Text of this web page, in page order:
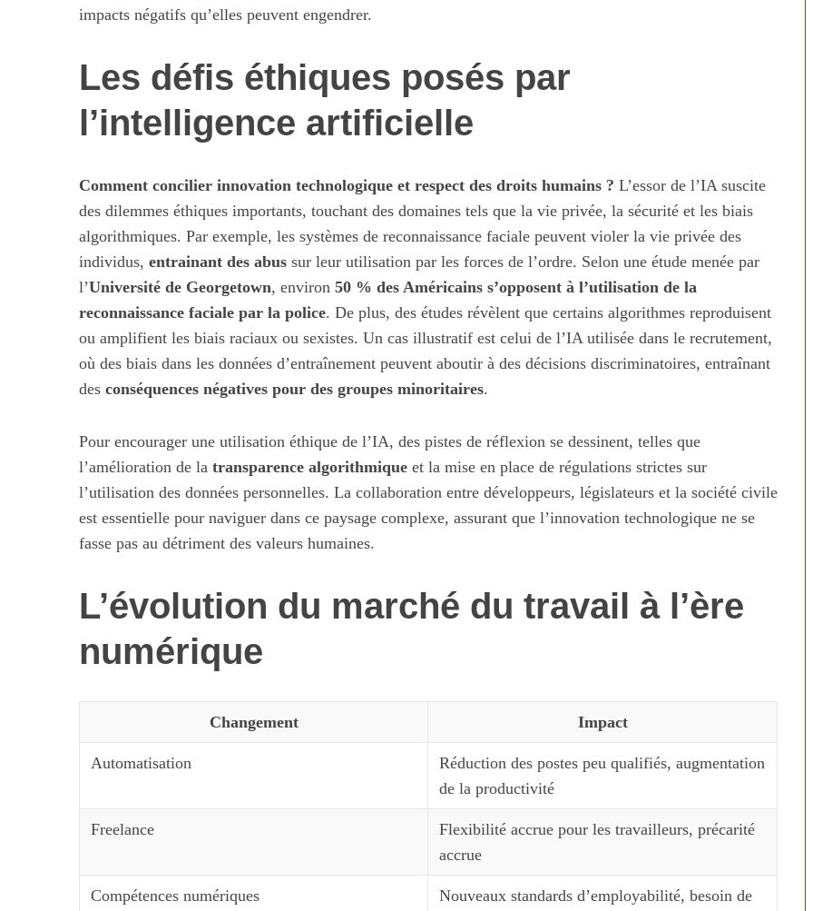
impacts négatifs qu’elles peuvent engendrer.
Les défis éthiques posés par
l’intelligence artificielle
Comment concilier innovation technologique et respect des droits humains ? L’essor de l’IA suscite
des dilemmes éthiques importants, touchant des domaines tels que la vie privée, la sécurité et les biais
algorithmiques. Par exemple, les systèmes de reconnaissance faciale peuvent violer la vie privée des
individus, entrainant des abus sur leur utilisation par les forces de l’ordre. Selon une étude menée par
l’Université de Georgetown, environ 50 % des Américains s’opposent à l’utilisation de la
reconnaissance faciale par la police. De plus, des études révèlent que certains algorithmes reproduisent
ou amplifient les biais raciaux ou sexistes. Un cas illustratif est celui de l’IA utilisée dans le recrutement,
où des biais dans les données d’entraînement peuvent aboutir à des décisions discriminatoires, entraînant
des conséquences négatives pour des groupes minoritaires.
Pour encourager une utilisation éthique de l’IA, des pistes de réflexion se dessinent, telles que
l’amélioration de la transparence algorithmique et la mise en place de régulations strictes sur
l’utilisation des données personnelles. La collaboration entre développeurs, législateurs et la société civile
est essentielle pour naviguer dans ce paysage complexe, assurant que l’innovation technologique ne se
fasse pas au détriment des valeurs humaines.
L’évolution du marché du travail à l’ère
numérique
Changement Impact
Automatisation
Réduction des postes peu qualifiés, augmentation
de la productivité
Freelance
Flexibilité accrue pour les travailleurs, précarité
accrue
Compétences numériques
Nouveaux standards d’employabilité, besoin de
Maximiser son temps au
quotidien
Transporter ses repas et ses
courses quand il fait chaud
a
h
f
o